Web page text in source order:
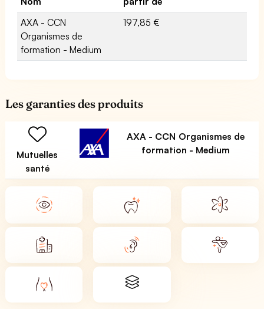
AXA - CCN
Organismes de
formation - Medium
197,85 €
Les garanties des produits
Mutuelles
santé
AXA - CCN Organismes de
formation - Medium